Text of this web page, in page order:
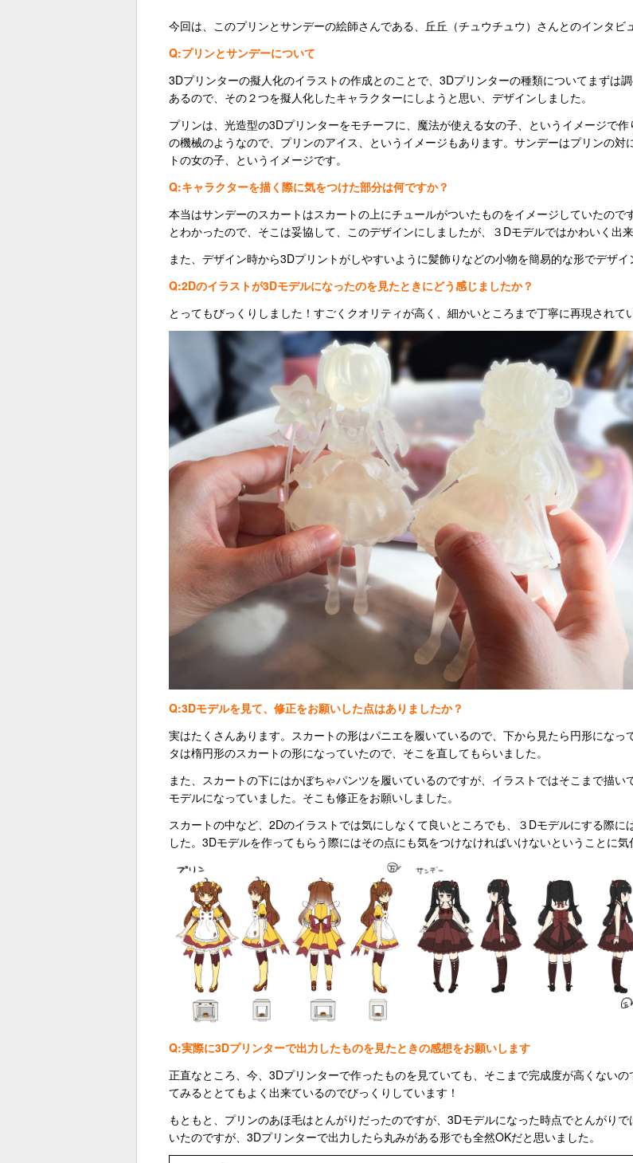
今回は、このプリンとサンデーの絵師さんである、丘丘（チュウチュウ）さんとのインタビ
Q:プリンとサンデーについて
3Dプリンターの擬人化のイラストの作成とのことで、3Dプリンターの種類についてまずは
あるので、その２つを擬人化したキャラクターにしようと思い、デザインしました。
プリンは、光造型の3Dプリンターをモチーフに、魔法が使える女の子、というイメージで
の機械のようなので、プリンのアイス、というイメージもあります。サンデーはプリンの
トの女の子、というイメージです。
Q:キャラクターを描く際に気をつけた部分は何ですか？
本当はサンデーのスカートはスカートの上にチュールがついたものをイメージしていたの
とわかったので、そこは妥協して、このデザインにしましたが、３Dモデルではかわいく出
また、デザイン時から3Dプリントがしやすいように髪飾りなどの小物を簡易的な形でデザイ
Q:2Dのイラストが3Dモデルになったのを見たときにどう感じましたか？
とってもびっくりしました！すごくクオリティが高く、細かいところまで丁寧に再現されて
Q:3Dモデルを見て、修正をお願いした点はありましたか？
実はたくさんあります。スカートの形はパニエを履いているので、下から見たら円形にな
タは楕円形のスカートの形になっていたので、そこを直してもらいました。
また、スカートの下にはかぼちゃパンツを履いているのですが、イラストではそこまで描
モデルになっていました。そこも修正をお願いしました。
スカートの中など、2Dのイラストでは気にしなくて良いところでも、３Dモデルにする際
した。3Dモデルを作ってもらう際にはその点にも気をつけなければいけないということに気
Q:実際に3Dプリンターで出力したものを見たときの感想をお願いします
正直なところ、今、3Dプリンターで作ったものを見ていても、そこまで完成度が高くない
てみるととてもよく出来ているのでびっくりしています！
もともと、プリンのあほ毛はとんがりだったのですが、3Dモデルになった時点でとんがり
いたのですが、3Dプリンターで出力したら丸みがある形でも全然OKだと思いました。